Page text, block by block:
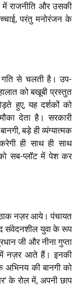
में राजनीति और उसकी
परंतु मनोरंजन के
गति से चलती है। उप-
को बखूबी प्रस्तुत
हुए, यह दर्शकों को
देता है। सरकारी
बड़े ही व्यंग्यात्मक
ही साथ ही साथ
सब-प्लॉट में पेश कर
नज़र आये। पंचायत
संवेदनशील युवा के रूप
जी और नीना गुप्ता
में नज़र आते हैं। इनकी
अभिनय की बानगी को
के रोल में, अपनी छाप